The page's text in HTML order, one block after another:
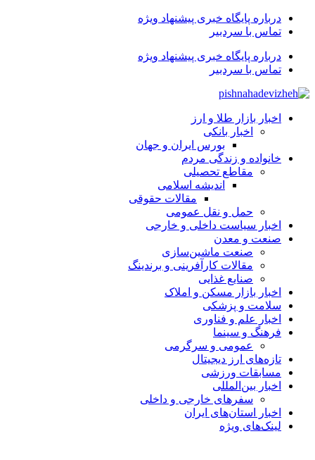
درباره پایگاه خبری پیشنهاد ویژه
تماس با سردبیر
درباره پایگاه خبری پیشنهاد ویژه
تماس با سردبیر
اخبار بازار طلا و ارز
اخبار بانکی
بورس ایران و جهان
خانواده و زندگی مردم
مقاطع تحصیلی
اندیشه اسلامی
مقالات حقوقی
حمل و نقل عمومی
اخبار سیاست داخلی و خارجی
صنعت و معدن
صنعت ماشین‌سازی
مقالات کارآفرینی و برندینگ
صنایع غذایی
اخبار بازار مسکن و املاک
سلامت و پزشکی
اخبار علم و فناوری
فرهنگ و سینما
عمومی و سرگرمی
تازه‌های ارز دیجیتال
مسابقات ورزشی
اخبار بین‌المللی
سفرهای خارجی و داخلی
اخبار استان‌های ایران
لینک‌های ویژه